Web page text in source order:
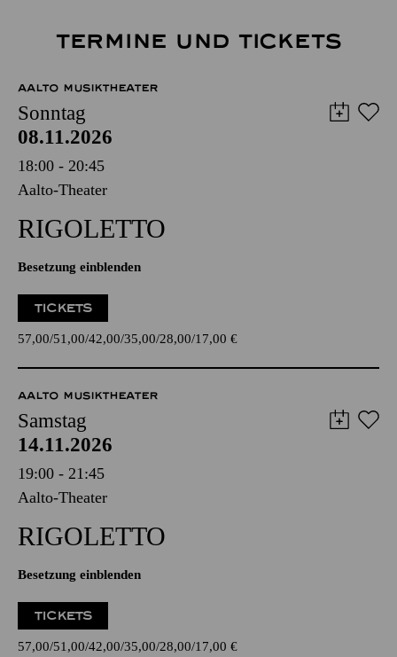
TERMINE UND TICKETS
AALTO MUSIKTHEATER
Sonntag
08.11.2026
18:00 - 20:45
Aalto-Theater
RIGO­LETTO
Besetzung einblenden
TICKETS
57,00 51,00 42,00 35,00 28,00 17,00 €
AALTO MUSIKTHEATER
Samstag
14.11.2026
19:00 - 21:45
Aalto-Theater
RIGO­LETTO
Besetzung einblenden
TICKETS
57,00 51,00 42,00 35,00 28,00 17,00 €